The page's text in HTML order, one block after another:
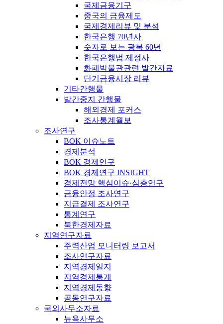
국제금융기구
중국의 금융제도
국제경제리뷰 및 분석
한국은행 70년사
숫자로 보는 광복 60년
한국은행법 제정사
화폐박물관관련 발간자료
단기금융시장 리뷰
기타간행물
발간중지 간행물
해외경제 포커스
조사통계월보
조사연구
BOK 이슈노트
경제분석
BOK 경제연구
BOK 경제연구 INSIGHT
경제전망 핵심이슈·심층연구
금융안정 조사연구
지급결제 조사연구
통계연구
북한경제자료
지역연구자료
주력산업 모니터링 보고서
조사연구자료
지역경제일지
지역경제통계
지역경제동향
공동연구자료
국외사무소자료
뉴욕사무소